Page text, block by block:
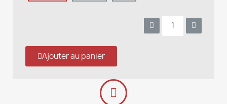
Ajouter au panier